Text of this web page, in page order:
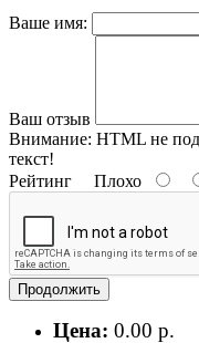
Ваше имя:
Ваш отзыв
Внимание: HTML не
текст!
Рейтинг Плохо
Продолжить
Цена: 0.00 р.